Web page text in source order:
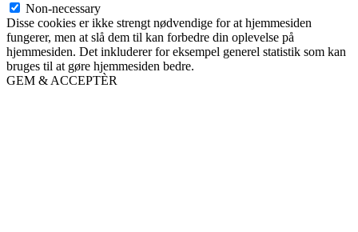
Non-necessary
Disse cookies er ikke strengt nødvendige for at hjemmesiden
fungerer, men at slå dem til kan forbedre din oplevelse på
hjemmesiden. Det inkluderer for eksempel generel statistik som kan
bruges til at gøre hjemmesiden bedre.
GEM & ACCEPTÈR